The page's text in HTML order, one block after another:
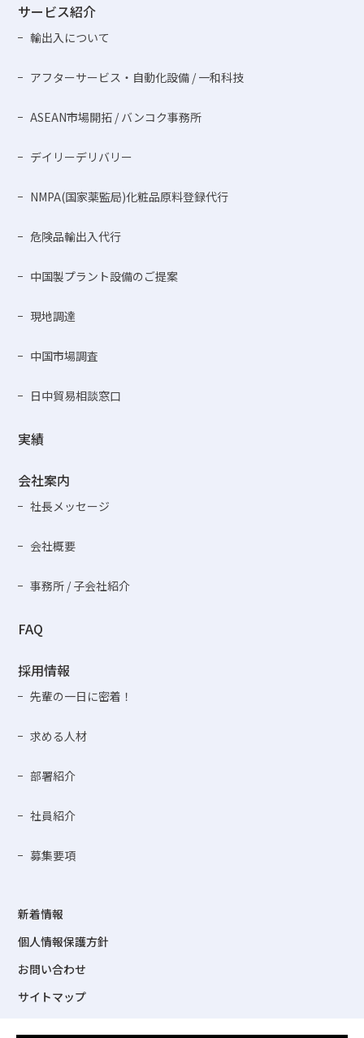
サービス紹介
輸出入について
アフターサービス・自動化設備 / 一和科技
ASEAN市場開拓 / バンコク事務所
デイリーデリバリー
NMPA(国家薬監局)化粧品原料登録代行
危険品輸出入代行
中国製プラント設備のご提案
現地調達
中国市場調査
日中貿易相談窓口
実績
会社案内
社長メッセージ
会社概要
事務所 / 子会社紹介
FAQ
採用情報
先輩の一日に密着！
求める人材
部署紹介
社員紹介
募集要項
新着情報
個人情報保護方針
お問い合わせ
サイトマップ